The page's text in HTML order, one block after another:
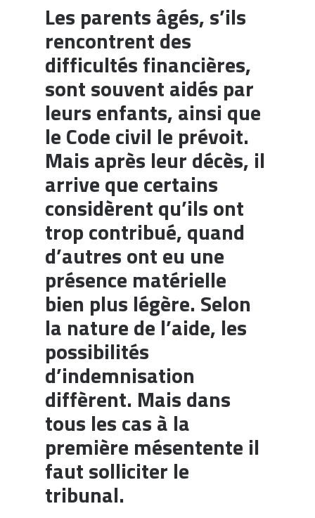
Les parents âgés, s’ils
rencontrent des
difficultés financières,
sont souvent aidés par
leurs enfants, ainsi que
le Code civil le prévoit.
Mais après leur décès, il
arrive que certains
considèrent qu’ils ont
trop contribué, quand
d’autres ont eu une
présence matérielle
bien plus légère. Selon
la nature de l’aide, les
possibilités
d’indemnisation
diffèrent. Mais dans
tous les cas à la
première mésentente il
faut solliciter le
tribunal.